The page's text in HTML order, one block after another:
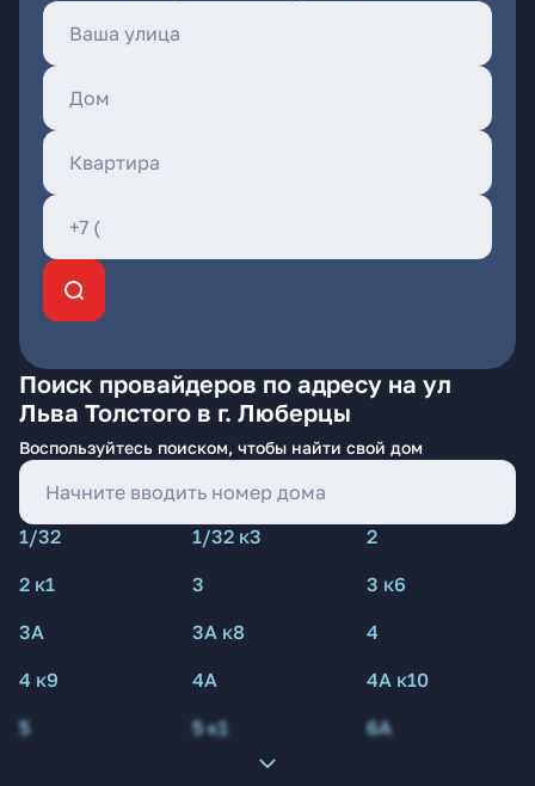
Поиск провайдеров по адресу на ул
Льва Толстого в г. Люберцы
Воспользуйтесь поиском, чтобы найти свой дом
1/32 1/32 к3
2
2 к1
3
3 к6
3А
3А к8
4
4 к9
4А
4А к10
5
5 к1 6А